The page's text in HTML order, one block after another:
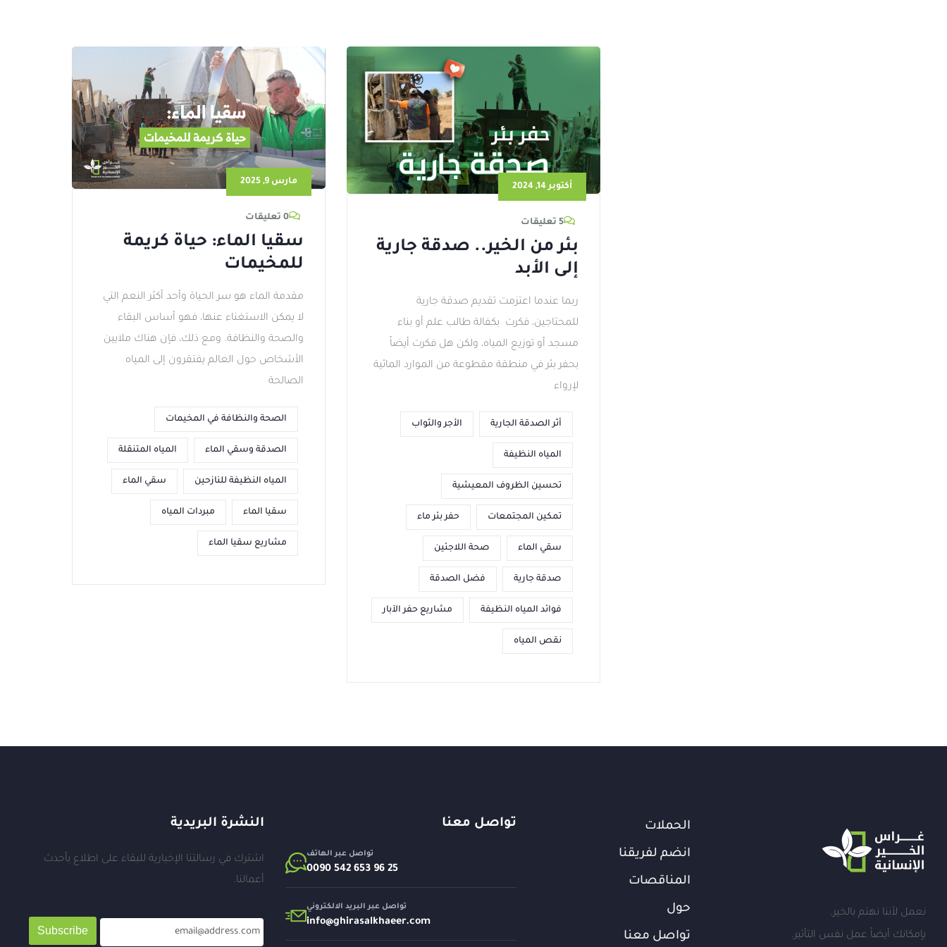
مارس 9, 2025
0 تعليقات
سقيا الماء: حياة كريمة
للمخيمات
مقدمة الماء هو سر الحياة وأحد أكثر النعم التي
لا يمكن الاستغناء عنها، فهو أساس البقاء
والصحة والنظافة. ومع ذلك، فإن هناك ملايين
الأشخاص حول العالم يفتقرون إلى المياه
الصالحة
الصحة والنظافة في المخيمات
الصدقة وسقي الماء المياه المتنقلة
المياه النظيفة للنازحين سقي الماء
سقيا الماء مبردات المياه
مشاريع سقيا الماء
أكتوبر 14, 2024
5 تعليقات
بئر من الخير.. صدقة جارية
إلى الأبد
ربما عندما اعتزمت تقديم صدقة جارية
للمحتاجين، فكرت بكفالة طالب علم أو بناء
مسجد أو توزيع المياه، ولكن هل فكرت أيضاً
بحفر بئر في منطقة مقطوعة من الموارد المائية
لإرواء
أثر الصدقة الجارية الأجر والثواب
المياه النظيفة
تحسين الظروف المعيشية
تمكين المجتمعات حفر بئر ماء
سقي الماء صحة اللاجئين
صدقة جارية فضل الصدقة
فوائد المياه النظيفة مشاريع حفر الآبار
نقص المياه
نعمل لأننا نهتم بالخير.
بإمكانك أيضاً عمل نفس التأثير.
الحملات
انضم لفريقنا
المناقصات
حول
تواصل معنا
تواصل معنا
تواصل عبر الهاتف
⁦0090 542 653 96 25⁩
تواصل عبر البريد الالكتروني
info@ghirasalkhaeer.com
النشرة البريدية
اشترك في رسالتنا الإخبارية للبقاء على اطلاع بأحدث
أعمالنا.
Subscribe